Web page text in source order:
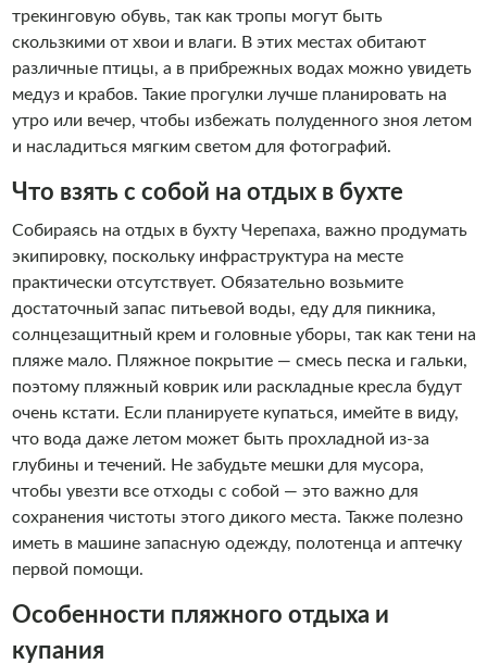
трекинговую обувь, так как тропы могут быть
скользкими от хвои и влаги. В этих местах обитают
различные птицы, а в прибрежных водах можно увидеть
медуз и крабов. Такие прогулки лучше планировать на
утро или вечер, чтобы избежать полуденного зноя летом
и насладиться мягким светом для фотографий.
Что взять с собой на отдых в бухте
Собираясь на отдых в бухту Черепаха, важно продумать
экипировку, поскольку инфраструктура на месте
практически отсутствует. Обязательно возьмите
достаточный запас питьевой воды, еду для пикника,
солнцезащитный крем и головные уборы, так как тени на
пляже мало. Пляжное покрытие — смесь песка и гальки,
поэтому пляжный коврик или раскладные кресла будут
очень кстати. Если планируете купаться, имейте в виду,
что вода даже летом может быть прохладной из-за
глубины и течений. Не забудьте мешки для мусора,
чтобы увезти все отходы с собой — это важно для
сохранения чистоты этого дикого места. Также полезно
иметь в машине запасную одежду, полотенца и аптечку
первой помощи.
Особенности пляжного отдыха и
купания